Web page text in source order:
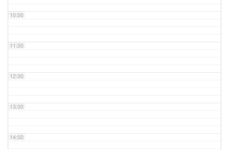
10:00
11:00
12:00
13:00
14:00